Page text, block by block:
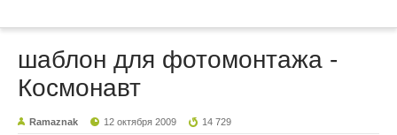
шаблон для фотомонтажа -
Космонавт
Ramaznak 12 октября 2009 14 729